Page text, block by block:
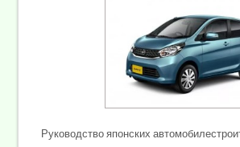
Руководство японских